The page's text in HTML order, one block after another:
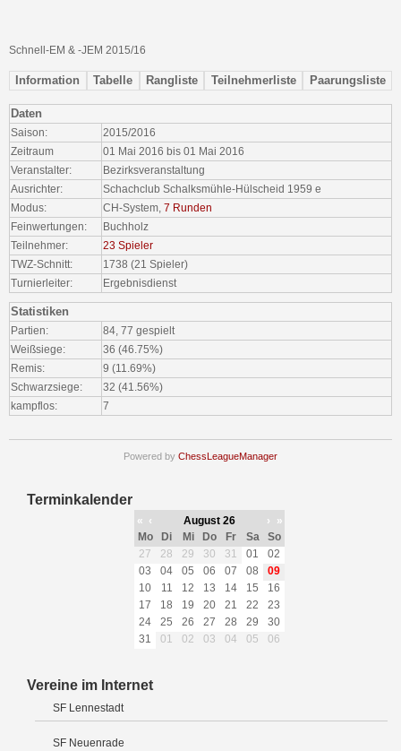
Schnell-EM & -JEM 2015/16
Information Tabelle Rangliste Teilnehmerliste Paarungsliste
Daten
Saison:
2015/2016
Zeitraum
01 Mai 2016 bis 01 Mai 2016
Veranstalter:
Bezirksveranstaltung
Ausrichter:
Schachclub Schalksmühle-Hülscheid 1959 e
Modus:
CH-System,7 Runden
Feinwertungen:
Buchholz
Teilnehmer:
23 Spieler
TWZ-Schnitt:
1738 (21 Spieler)
Turnierleiter:
Ergebnisdienst
Statistiken
Partien:
84, 77 gespielt
Weißsiege:
36 (46.75%)
Remis:
9 (11.69%)
Schwarzsiege:
32 (41.56%)
kampflos:
7
Powered by ChessLeagueManager
Terminkalender
« ‹ August 26 ›
»
Mo
Di Mi Do Fr Sa
So
27
28 29 30 31 01
02
03
04 05 06 07 08
09
10
11 12 13 14 15
16
17
18 19 20 21 22
23
24
25 26 27 28 29
30
31
01 02 03 04 05 06
Vereine im Internet
SF Lennestadt
SF Neuenrade